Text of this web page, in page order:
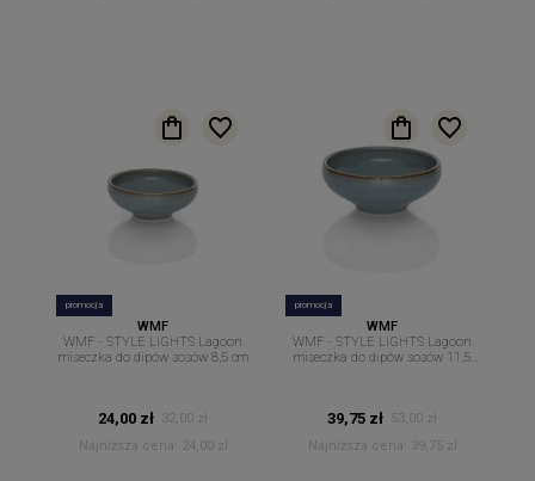
promocja
WMF
WMF - STYLE LIGHTS Lagoon
miseczka do dipów sosów 8,5 cm
24,00 zł
32,00 zł
Najniższa cena:
24,00 zł
promocja
WMF
WMF - STYLE LIGHTS Lagoon
miseczka do dipów sosów 11,5
39,75 zł
53,00 zł
Najniższa cena:
39,75 zł